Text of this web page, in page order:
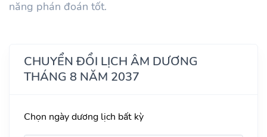
năng phán đoán tốt.
CHUYỂN ĐỔI LỊCH ÂM DƯƠNG
THÁNG 8 NĂM 2037
Chọn ngày dương lịch bất kỳ